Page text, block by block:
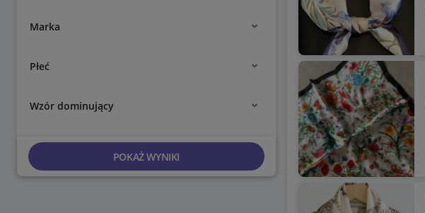
Marka
Płeć
Wzór dominujący
POKAŻ WYNIKI